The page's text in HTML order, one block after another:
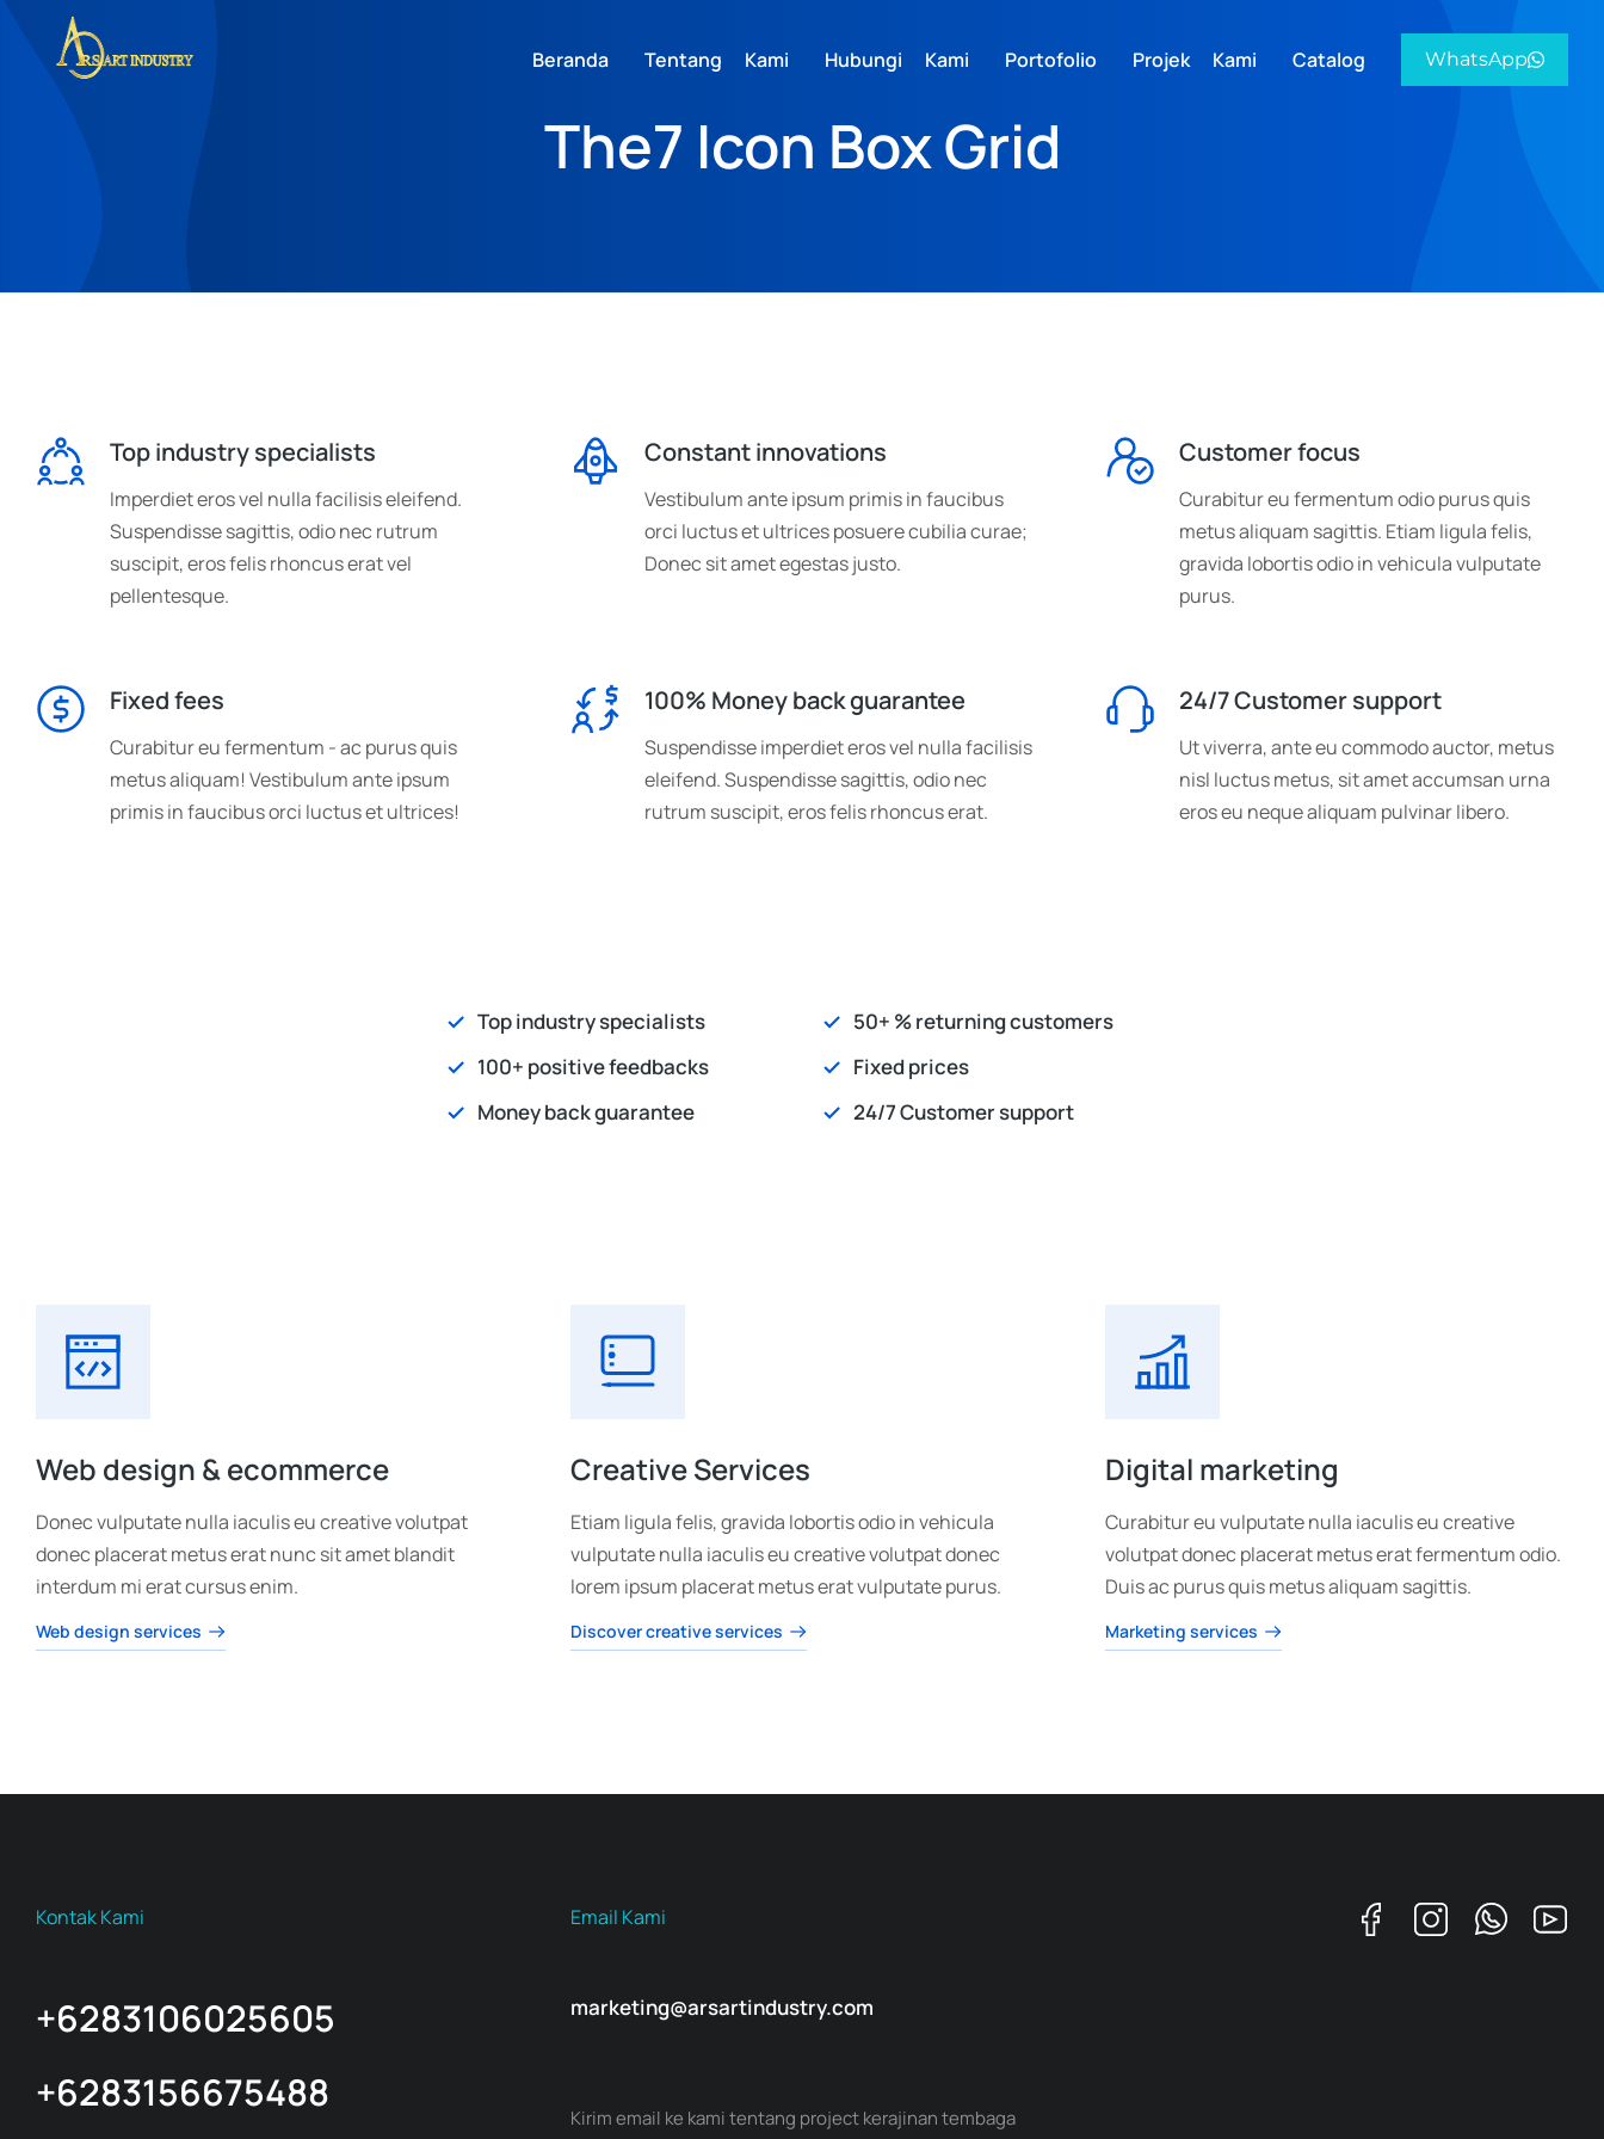
Beranda Tentang Kami Hubungi Kami Portofolio Projek Kami Catalog WhatsApp
The7 Icon Box Grid
Top industry specialists
Imperdiet eros vel nulla facilisis eleifend.
Suspendisse sagittis, odio nec rutrum
suscipit, eros felis rhoncus erat vel
pellentesque.
Constant innovations
Vestibulum ante ipsum primis in faucibus
orci luctus et ultrices posuere cubilia curae;
Donec sit amet egestas justo.
Customer focus
Curabitur eu fermentum odio purus quis
metus aliquam sagittis. Etiam ligula felis,
gravida lobortis odio in vehicula vulputate
purus.
Fixed fees
Curabitur eu fermentum - ac purus quis
metus aliquam! Vestibulum ante ipsum
primis in faucibus orci luctus et ultrices!
100% Money back guarantee
Suspendisse imperdiet eros vel nulla facilisis
eleifend. Suspendisse sagittis, odio nec
rutrum suscipit, eros felis rhoncus erat.
24/7 Customer support
Ut viverra, ante eu commodo auctor, metus
nisl luctus metus, sit amet accumsan urna
eros eu neque aliquam pulvinar libero.
Top industry specialists
50+ % returning customers
100+ positive feedbacks
Fixed prices
Money back guarantee
24/7 Customer support
Web design & ecommerce
Donec vulputate nulla iaculis eu creative volutpat
donec placerat metus erat nunc sit amet blandit
interdum mi erat cursus enim.
Web design services
Creative Services
Etiam ligula felis, gravida lobortis odio in vehicula
vulputate nulla iaculis eu creative volutpat donec
lorem ipsum placerat metus erat vulputate purus.
Discover creative services
Digital marketing
Curabitur eu vulputate nulla iaculis eu creative
volutpat donec placerat metus erat fermentum odio.
Duis ac purus quis metus aliquam sagittis.
Marketing services
Kontak Kami
+6283106025605
+6283156675488
Email Kami
marketing@arsartindustry.com
Kirim email ke kami tentang project kerajinan tembaga